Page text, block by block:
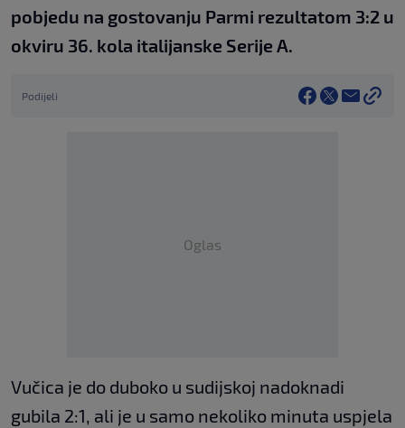
pobjedu na gostovanju Parmi rezultatom 3:2 u
okviru 36. kola italijanske Serije A.
Podijeli
Oglas
Vučica je do duboko u sudijskoj nadoknadi
gubila 2:1, ali je u samo nekoliko minuta uspjela